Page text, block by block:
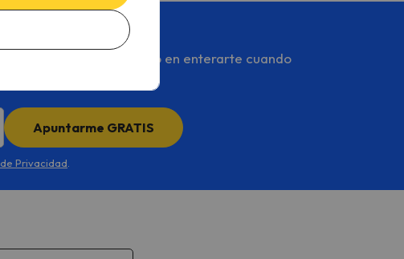
y serás el primero en enterarte cuando
Apuntarme GRATIS
Privacidad